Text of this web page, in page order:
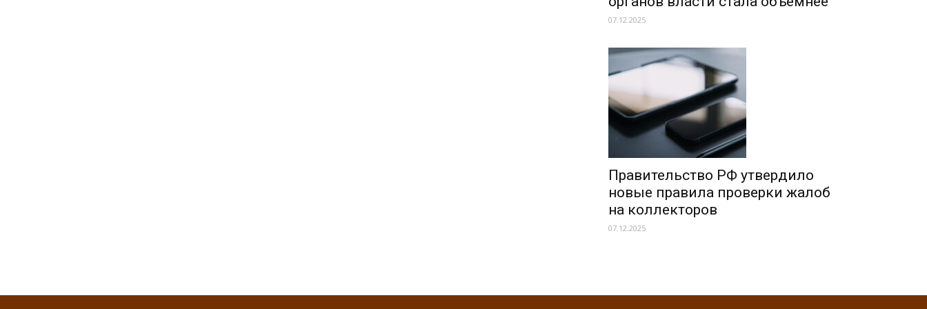
07.12.2025
Правительство РФ утвердило
новые правила проверки жалоб
на коллекторов
07.12.2025